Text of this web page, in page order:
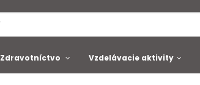
Zdravotníctvo Vzdelávacie aktivity